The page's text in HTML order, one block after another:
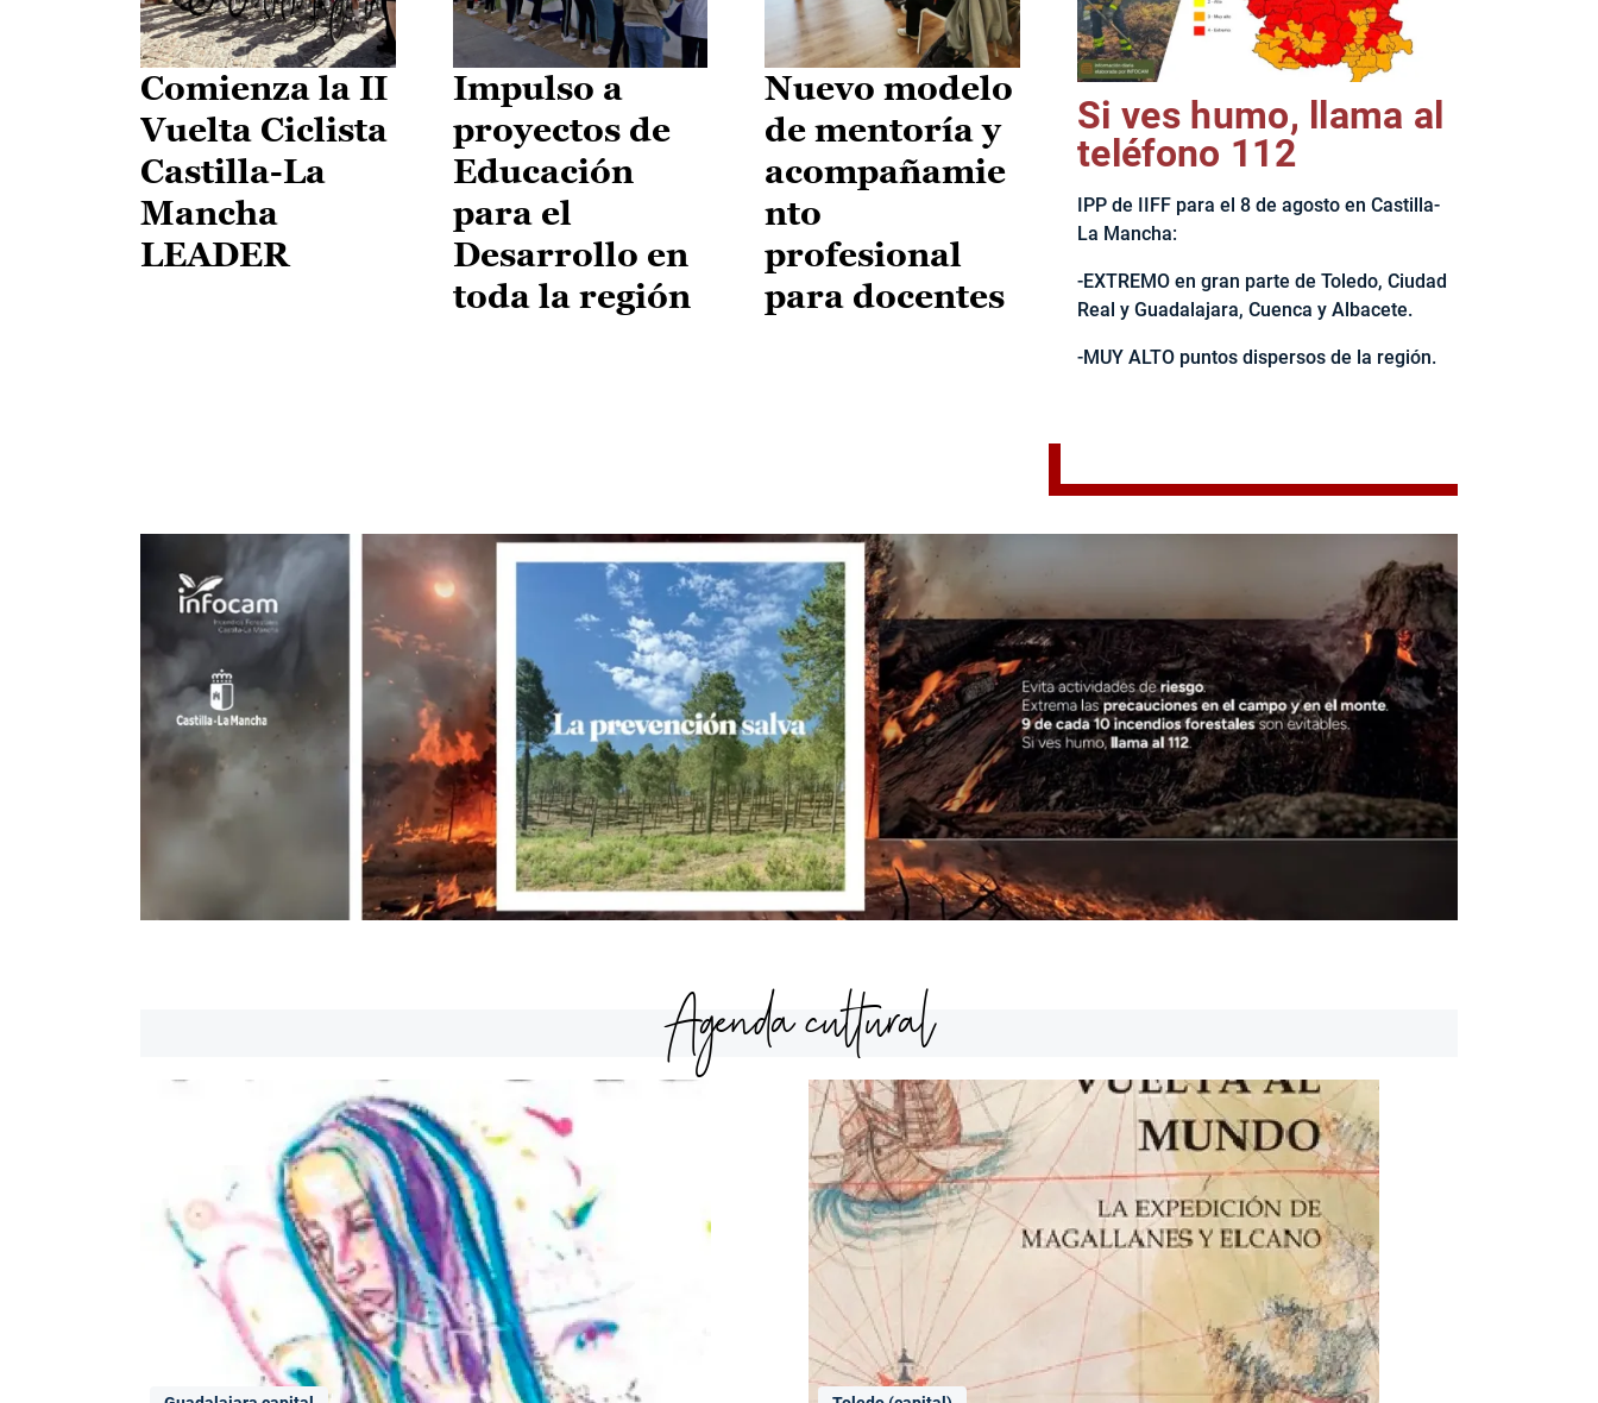
Comienza la II
Vuelta Ciclista
Castilla-La
Mancha
LEADER
Impulso a
proyectos de
Educación
para el
Desarrollo en
toda la región
Nuevo modelo
de mentoría y
acompañamie
nto
profesional
para docentes
Si ves humo, llama al
teléfono 112
IPP de IIFF para el 8 de agosto en Castilla-
La Mancha:
-EXTREMO en gran parte de Toledo, Ciudad
Real y Guadalajara, Cuenca y Albacete.
-MUY ALTO puntos dispersos de la región.
Agenda cultural